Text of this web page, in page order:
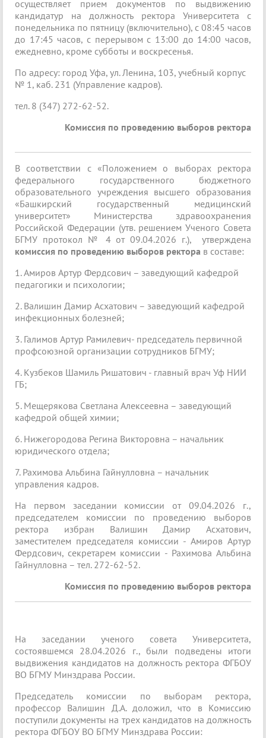
осуществляет прием документов по выдвижению
кандидатур на должность ректора Университета с
понедельника по пятницу (включительно), с 08:45 часов
до 17:45 часов, с перерывом с 13:00 до 14:00 часов,
ежедневно, кроме субботы и воскресенья.
По адресу: город Уфа, ул. Ленина, 103, учебный корпус
№ 1, каб. 231 (Управление кадров).
тел. 8 (347) 272-62-52.
Комиссия по проведению выборов ректора
В соответствии с «Положением о выборах ректора
федерального государственного бюджетного
образовательного учреждения высшего образования
«Башкирский государственный медицинский
университет» Министерства здравоохранения
Российской Федерации (утв. решением Ученого Совета
БГМУ протокол № 4 от 09.04.2026 г.), утверждена
комиссия по проведению выборов ректора в составе:
1. Амиров Артур Фердсович – заведующий кафедрой
педагогики и психологии;
2. Валишин Дамир Асхатович – заведующий кафедрой
инфекционных болезней;
3. Галимов Артур Рамилевич- председатель первичной
профсоюзной организации сотрудников БГМУ;
4. Кузбеков Шамиль Ришатович - главный врач Уф НИИ
ГБ;
5. Мещерякова Светлана Алексеевна – заведующий
кафедрой общей химии;
6. Нижегородова Регина Викторовна – начальник
юридического отдела;
7. Рахимова Альбина Гайнулловна – начальник
управления кадров.
На первом заседании комиссии от 09.04.2026 г.,
председателем комиссии по проведению выборов
ректора избран Валишин Дамир Асхатович,
заместителем председателя комиссии - Амиров Артур
Фердсович, секретарем комиссии - Рахимова Альбина
Гайнулловна – тел. 272-62-52.
Комиссия по проведению выборов ректора
На заседании ученого совета Университета,
состоявшемся 28.04.2026 г., были подведены итоги
выдвижения кандидатов на должность ректора ФГБОУ
ВО БГМУ Минздрава России.
Председатель комиссии по выборам ректора,
профессор Валишин Д.А. доложил, что в Комиссию
поступили документы на трех кандидатов на должность
ректора ФГБОУ ВО БГМУ Минздрава России: